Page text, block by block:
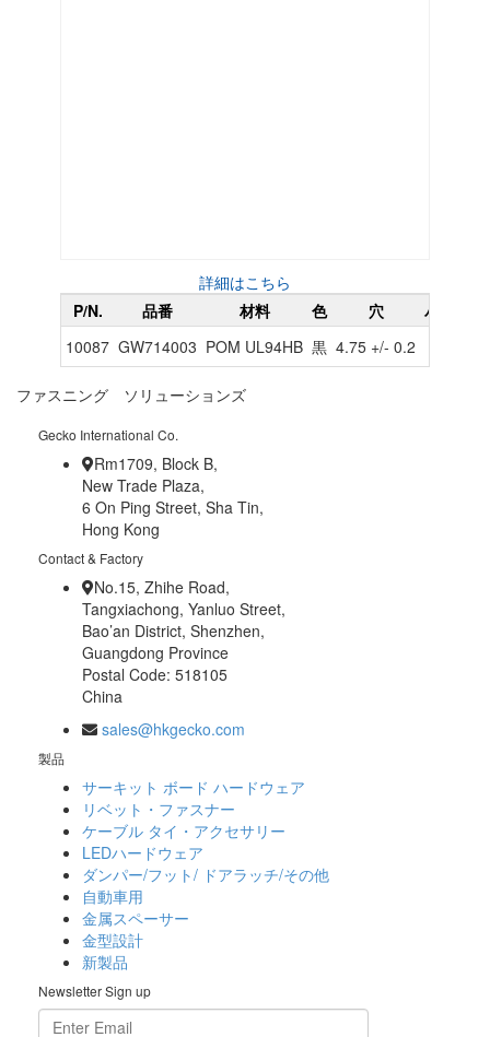
詳細はこちら
P/N.
品番 材料 色 穴
パネルの
10087 GW714003 POM UL94HB 黒 4.75 +/- 0.2
ファスニング ソリューションズ
Gecko International Co.
Rm1709, Block B,
New Trade Plaza,
6 On Ping Street, Sha Tin,
Hong Kong
Contact & Factory
No.15, Zhihe Road,
Tangxiachong, Yanluo Street,
Bao’an District, Shenzhen,
Guangdong Province
Postal Code: 518105
China
sales@hkgecko.com
製品
サーキット ボード ハードウェア
リベット・ファスナー
ケーブル タイ・アクセサリー
LEDハードウェア
ダンパー/フット/ ドアラッチ/その他
自動車用
金属スペーサー
金型設計
新製品
Newsletter Sign up